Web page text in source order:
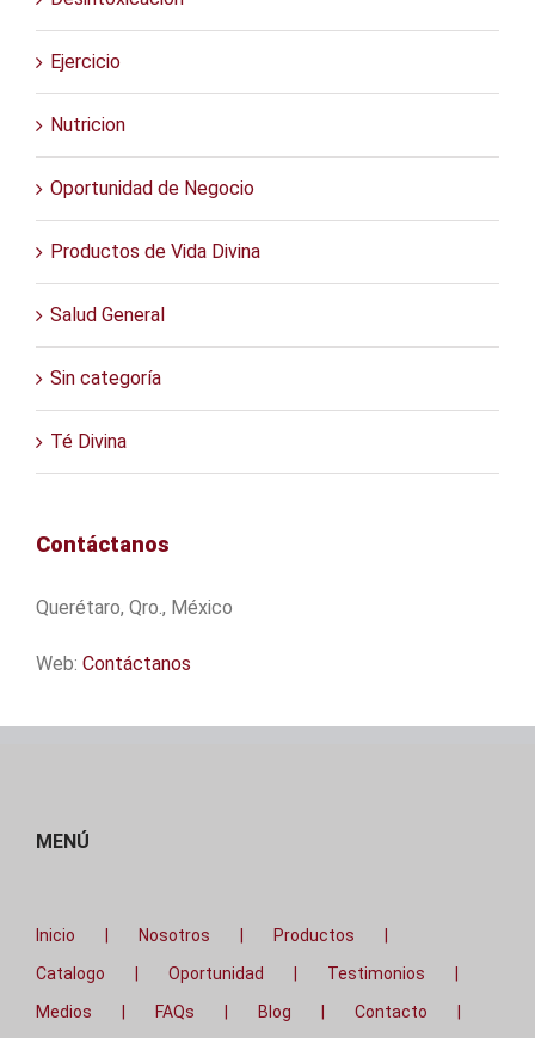
Ejercicio
Nutricion
Oportunidad de Negocio
Productos de Vida Divina
Salud General
Sin categoría
Té Divina
Contáctanos
Querétaro, Qro., México
Web: Contáctanos
MENÚ
Inicio Nosotros
Productos
Catalogo
Oportunidad
Testimonios
Medios
FAQs Blog
Contacto